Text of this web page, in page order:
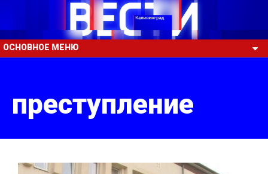
ОСНОВНОЕ МЕНЮ
преступление